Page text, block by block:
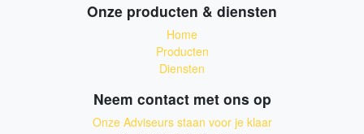
Onze producten & diensten
Home
Producten
Diensten
Neem contact met ons op
Onze Adviseurs staan voor je klaar